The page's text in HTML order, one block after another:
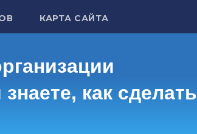
КАРТА САЙТА
как сделать